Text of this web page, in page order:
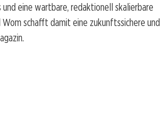
eine wartbare, redaktionell skalierbare
schafft damit eine zukunftssichere und